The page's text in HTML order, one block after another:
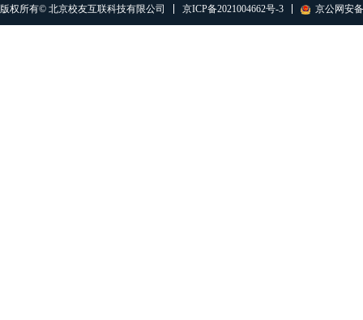
版权所有© 北京校友互联科技有限公司 京ICP备2021004662号-3 京公网安